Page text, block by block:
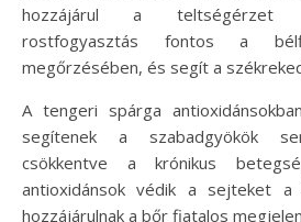
hozzájárul a teltségérzet
rostfogyasztás fontos a
megőrzésében, és segít a
A tengeri spárga
segítenek a szabadgyökök
csökkentve a krónikus
antioxidánsok védik a sejteket a
hozzájárulnak a bőr fiatalos